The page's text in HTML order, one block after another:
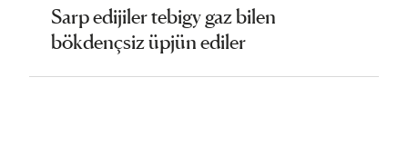
Sarp edijiler tebigy gaz bilen
bökdençsiz üpjün ediler